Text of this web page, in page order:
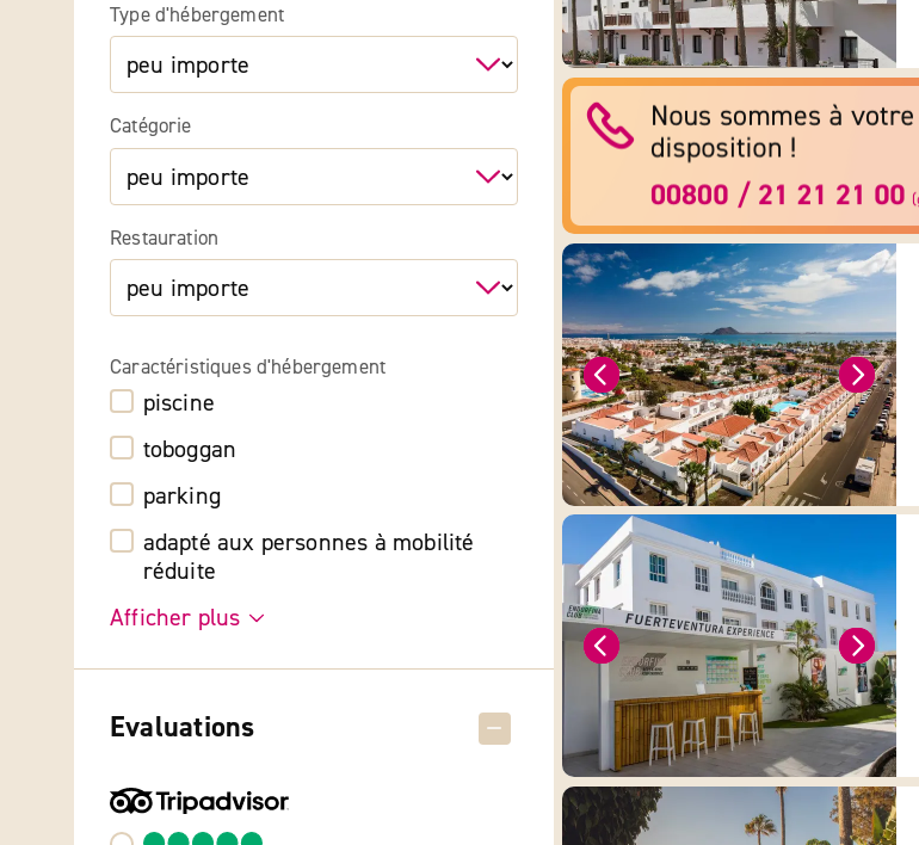
Type d'hébergement
Catégorie
Restauration
Caractéristiques d'hébergement
piscine
toboggan
parking
adapté aux personnes à mobilité
réduite
Afficher plus
Evaluations